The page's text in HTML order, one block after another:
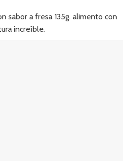
sabor a fresa 135g. alimento con
increíble.